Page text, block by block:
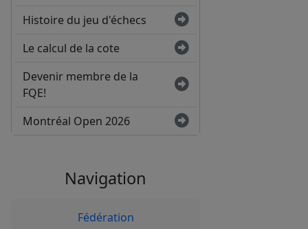
Histoire du jeu d'échecs
Le calcul de la cote
Devenir membre de la
FQE!
Montréal Open 2026
Navigation
Fédération